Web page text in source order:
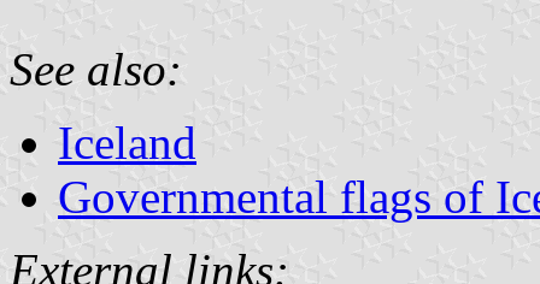
See also:
Iceland
Governmental flags of
External links: